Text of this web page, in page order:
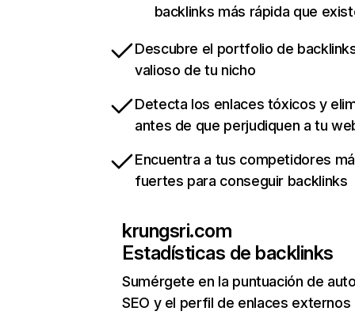
backlinks más rápida que
Descubre el portfolio de
valioso de tu nicho
Detecta los enlaces tóxicos y
antes de que perjudiquen a tu
Encuentra a tus competidores
fuertes para conseguir backlinks
krungsri.com
Estadísticas de backlinks
Sumérgete en la puntuación de
SEO y el perfil de enlaces externos